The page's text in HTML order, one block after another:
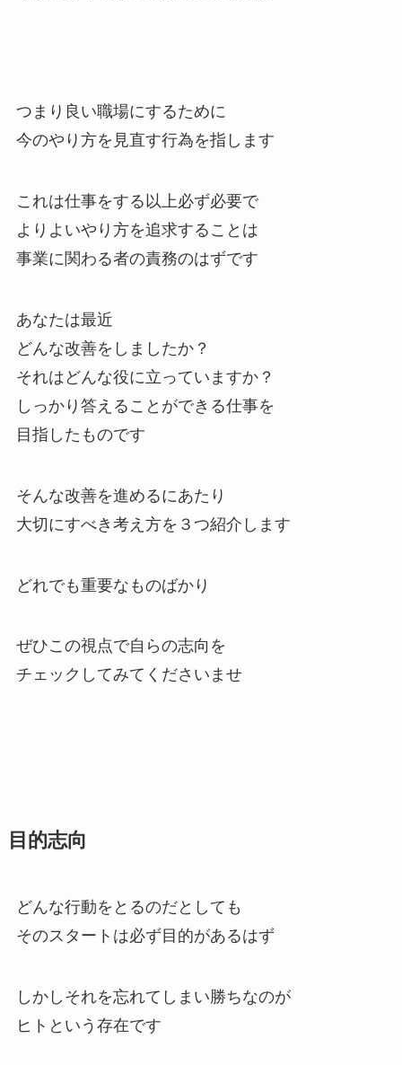
つまり良い職場にするために
今のやり方を見直す行為を指します
これは仕事をする以上必ず必要で
よりよいやり方を追求することは
事業に関わる者の責務のはずです
あなたは最近
どんな改善をしましたか？
それはどんな役に立っていますか？
しっかり答えることができる仕事を
目指したものです
そんな改善を進めるにあたり
大切にすべき考え方を３つ紹介します
どれでも重要なものばかり
ぜひこの視点で自らの志向を
チェックしてみてくださいませ
目的志向
どんな行動をとるのだとしても
そのスタートは必ず目的があるはず
しかしそれを忘れてしまい勝ちなのが
ヒトという存在です